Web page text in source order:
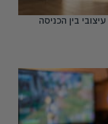
בין הכניסה